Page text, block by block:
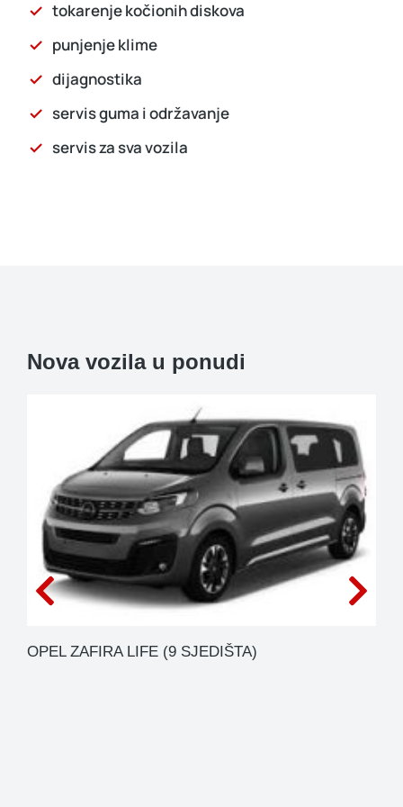
tokarenje kočionih diskova
punjenje klime
dijagnostika
servis guma i održavanje
servis za sva vozila
Nova vozila u ponudi
OPEL ZAFIRA LIFE (9 SJEDIŠTA)